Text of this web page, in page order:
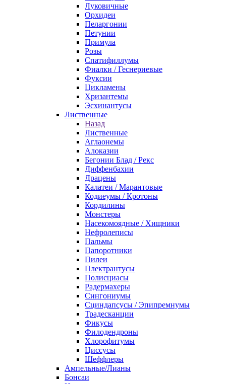
Луковичные
Орхидеи
Пеларгонии
Петунии
Примула
Розы
Спатифиллумы
Фиалки / Геснериевые
Фуксии
Цикламены
Хризантемы
Эсхинантусы
Лиственные
Назад
Лиственные
Аглаонемы
Алоказии
Бегонии Блад / Рекс
Диффенбахии
Драцены
Калатеи / Марантовые
Кодиеумы / Кротоны
Кордилины
Монстеры
Насекомоядные / Хищники
Нефролеписы
Пальмы
Папоротники
Пилеи
Плектрантусы
Полисциасы
Радермахеры
Сингониумы
Сциндапсусы / Эпипремнумы
Традесканции
Фикусы
Филодендроны
Хлорофитумы
Циссусы
Шеффлеры
Ампельные/Лианы
Бонсаи